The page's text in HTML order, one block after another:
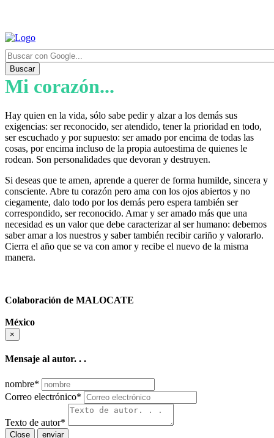
Buscar
Mi corazón...
Hay quien en la vida, sólo sabe pedir y alzar a los demás sus
exigencias: ser reconocido, ser atendido, tener la prioridad en todo,
ser escuchado y por supuesto: ser amado por encima de todas las
cosas, por encima incluso de la propia autoestima de quienes le
rodean. Son personalidades que devoran y destruyen.
Si deseas que te amen, aprende a querer de forma humilde, sincera y
consciente. Abre tu corazón pero ama con los ojos abiertos y no
ciegamente, dalo todo por los demás pero espera también ser
correspondido, ser reconocido. Amar y ser amado más que una
necesidad es un valor que debe caracterizar al ser humano: debemos
saber amar a los nuestros y saber también recibir cariño y valorarlo.
Cierra el año que se va con amor y recibe el nuevo de la misma
manera.
Colaboración de MALOCATE
México
×
Mensaje al autor. . .
nombre*
Correo electrónico*
Texto de autor*
Close enviar